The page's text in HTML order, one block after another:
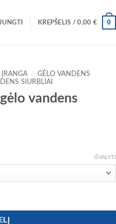
KREPŠELIS /0,00 € 0
ĮRANGA / GĖLO VANDENS
SIURBLIAI
vandens
IŠVALYTI
siurblys